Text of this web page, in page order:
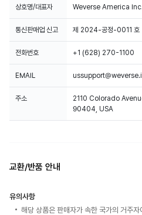
상호명/대표자 Weverse America Inc.
통신판매업 신고 제 2024-공정-0011 호
전화번호 +1 (628) 270-1100
EMAIL
주소
2110 Colorado
90404, USA
교환/반품 안내
유의사항
해당 상품은 판매자가 속한 국가의 거주